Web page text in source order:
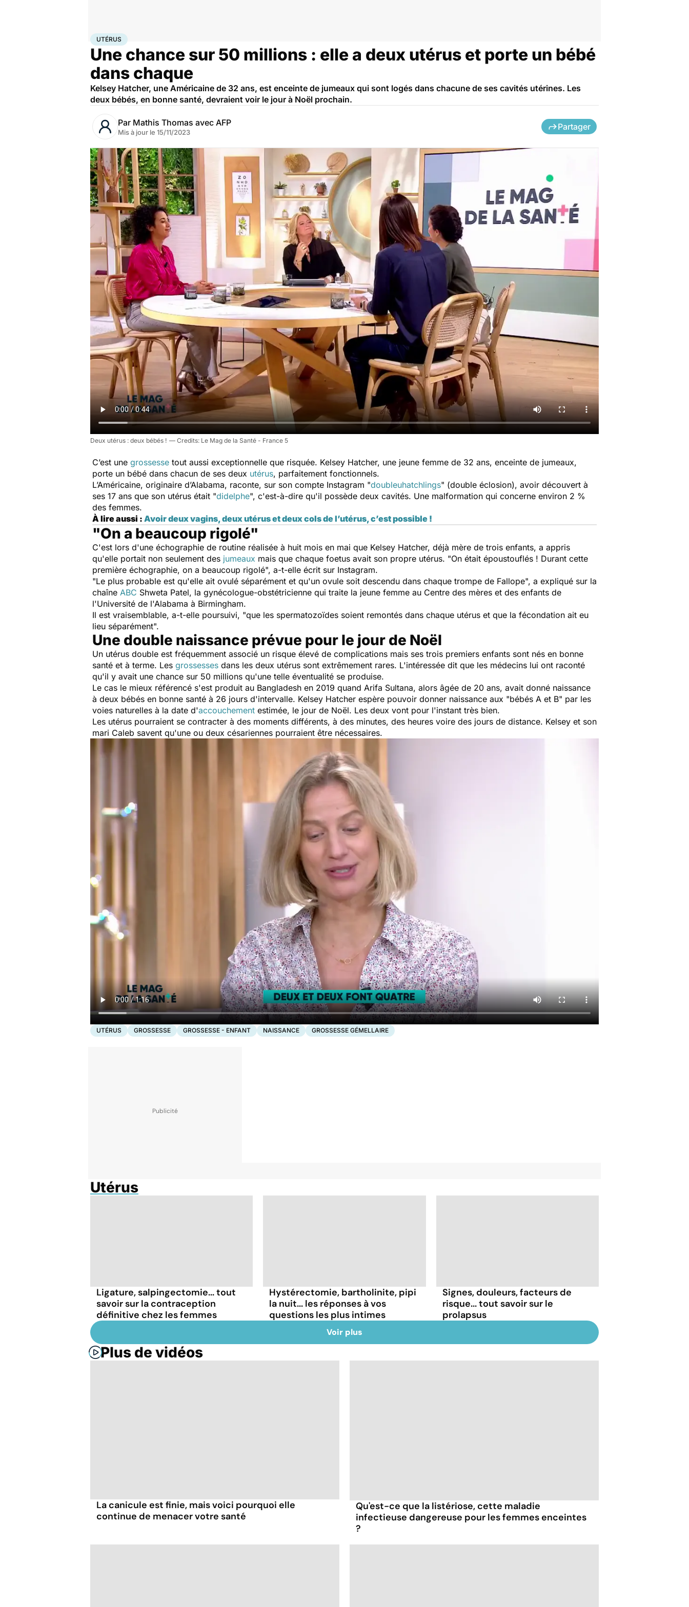
AccueilFamille
UTÉRUS
Une chance sur 50 millions : elle a deux utérus et porte un bébé
dans chaque
Kelsey Hatcher, une Américaine de 32 ans, est enceinte de jumeaux qui sont logés dans chacune de ses cavités utérines. Les
deux bébés, en bonne santé, devraient voir le jour à Noël prochain.
Par Mathis Thomas avec AFP
Mis à jour le 15/11/2023
Partager
Deux utérus : deux bébés ! Le Mag de la Santé - France 5
C’est une grossesse tout aussi exceptionnelle que risquée. Kelsey Hatcher, une jeune femme de 32 ans, enceinte de jumeaux,
porte un bébé dans chacun de ses deux utérus, parfaitement fonctionnels.
L’Américaine, originaire d’Alabama, raconte, sur son compte Instagram "doubleuhatchlings" (double éclosion), avoir découvert à
ses 17 ans que son utérus était "didelphe", c'est-à-dire qu'il possède deux cavités. Une malformation qui concerne environ 2 %
des femmes.
À lire aussi : Avoir deux vagins, deux utérus et deux cols de l’utérus, c’est possible !
"On a beaucoup rigolé"
C'est lors d'une échographie de routine réalisée à huit mois en mai que Kelsey Hatcher, déjà mère de trois enfants, a appris
qu'elle portait non seulement des jumeaux mais que chaque foetus avait son propre utérus. "On était époustouflés ! Durant cette
première échographie, on a beaucoup rigolé", a-t-elle écrit sur Instagram.
"Le plus probable est qu'elle ait ovulé séparément et qu'un ovule soit descendu dans chaque trompe de Fallope", a expliqué sur la
chaîne ABC Shweta Patel, la gynécologue-obstétricienne qui traite la jeune femme au Centre des mères et des enfants de
l'Université de l'Alabama à Birmingham.
Il est vraisemblable, a-t-elle poursuivi, "que les spermatozoïdes soient remontés dans chaque utérus et que la fécondation ait eu
lieu séparément".
Une double naissance prévue pour le jour de Noël
Un utérus double est fréquemment associé un risque élevé de complications mais ses trois premiers enfants sont nés en bonne
santé et à terme. Les grossesses dans les deux utérus sont extrêmement rares. L'intéressée dit que les médecins lui ont raconté
qu'il y avait une chance sur 50 millions qu'une telle éventualité se produise.
Le cas le mieux référencé s'est produit au Bangladesh en 2019 quand Arifa Sultana, alors âgée de 20 ans, avait donné naissance
à deux bébés en bonne santé à 26 jours d'intervalle. Kelsey Hatcher espère pouvoir donner naissance aux "bébés A et B" par les
voies naturelles à la date d'accouchement estimée, le jour de Noël. Les deux vont pour l'instant très bien.
Les utérus pourraient se contracter à des moments différents, à des minutes, des heures voire des jours de distance. Kelsey et son
mari Caleb savent qu'une ou deux césariennes pourraient être nécessaires.
UTÉRUS GROSSESSE GROSSESSE - ENFANT NAISSANCE GROSSESSE GÉMELLAIRE
Utérus
Ligature, salpingectomie... tout
savoir sur la contraception
définitive chez les femmes
Hystérectomie, bartholinite, pipi
la nuit... les réponses à vos
questions les plus intimes
Signes, douleurs, facteurs de
risque... tout savoir sur le
prolapsus
Voir plus
Plus de vidéos
La canicule est finie, mais voici pourquoi elle
continue de menacer votre santé
Qu'est-ce que la listériose, cette maladie
infectieuse dangereuse pour les femmes enceintes
?